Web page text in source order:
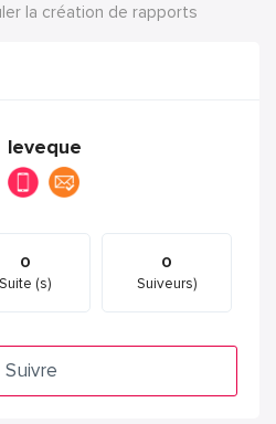
la création de rapports
leveque
0
Suite (s)
0
Suiveurs)
Suivre